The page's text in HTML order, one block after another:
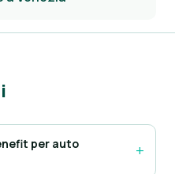
per auto